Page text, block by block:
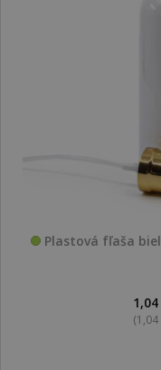
Plastová fľaša
(1,04